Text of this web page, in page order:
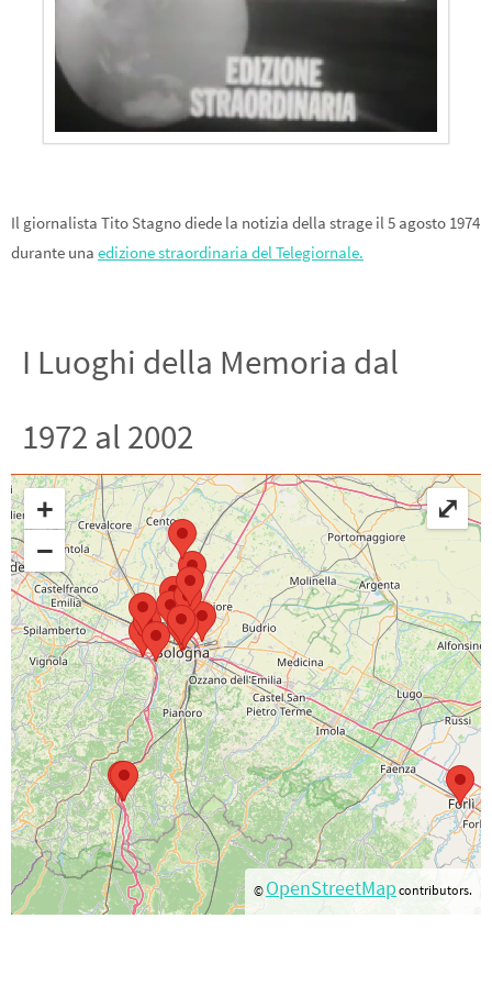
Il giornalista Tito Stagno diede la notizia della strage il 5 agosto 1974
durante una edizione straordinaria del Telegiornale.
I Luoghi della Memoria dal
1972 al 2002
+
−
© OpenStreetMap contributors.
⤢